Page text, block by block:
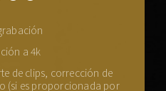
a 4k
de clips, corrección de
(si es proporcionada por